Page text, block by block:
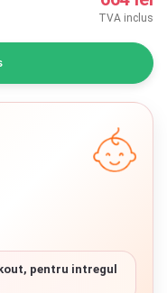
TVA inclus
pentru intregul
5646 lei